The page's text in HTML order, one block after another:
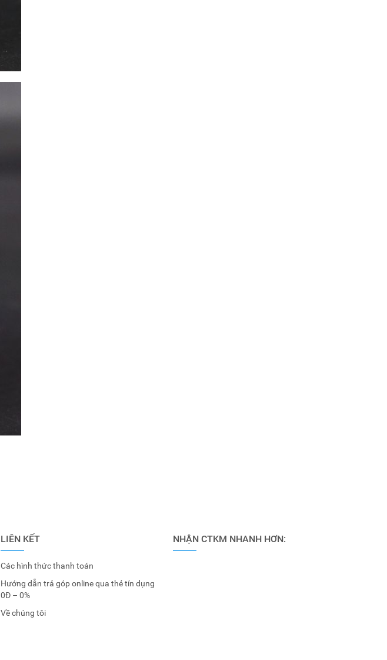
LIÊN KẾT
Các hình thức thanh toán
Hướng dẫn trả góp online qua thẻ tín dụng
0Đ – 0%
Về chúng tôi
NHẬN CTKM NHANH HƠN: